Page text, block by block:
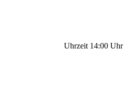
Uhrzeit 14:00 Uhr